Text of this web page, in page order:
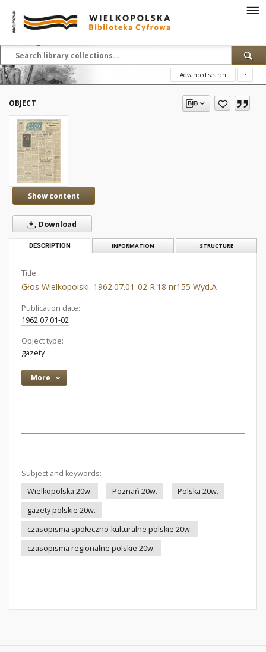
Advanced search ?
OBJECT
Show content
Download
DESCRIPTION INFORMATION STRUCTURE
Title:
Głos Wielkopolski. 1962.07.01-02 R.18 nr155 Wyd.A
Publication date:
1962.07.01-02
Object type:
gazety
More
Subject and keywords:
Wielkopolska 20w.
Poznań 20w.
Polska 20w.
gazety polskie 20w.
czasopisma społeczno-kulturalne polskie 20w.
czasopisma regionalne polskie 20w.